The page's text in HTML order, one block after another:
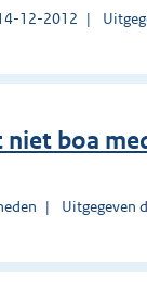
12-2012
boa
Uitgegeven